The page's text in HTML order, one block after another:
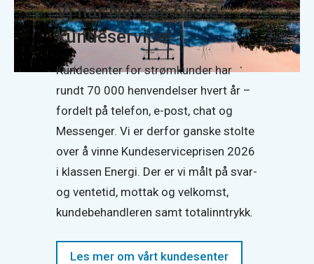
Vi har Norges beste
kundeservice!
Kundesenter for strømkunder har
rundt 70 000 henvendelser hvert år –
fordelt på telefon, e-post, chat og
Messenger. Vi er derfor ganske stolte
over å vinne Kundeserviceprisen 2026
i klassen Energi. Der er vi målt på svar-
og ventetid, mottak og velkomst,
kundebehandleren samt totalinntrykk.
Les mer om vårt kundesenter